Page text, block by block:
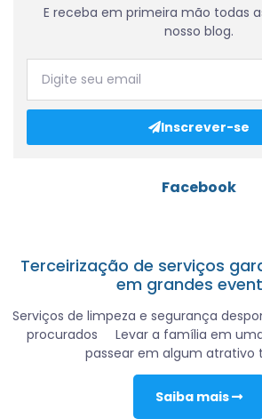
E receba em primeira mão todas
nosso blog.
Inscrever-se
Facebook
Terceirização de serviços
em grandes
Serviços de limpeza e segurança
procurados Levar a família em
passear em algum atrativo
Saiba mais